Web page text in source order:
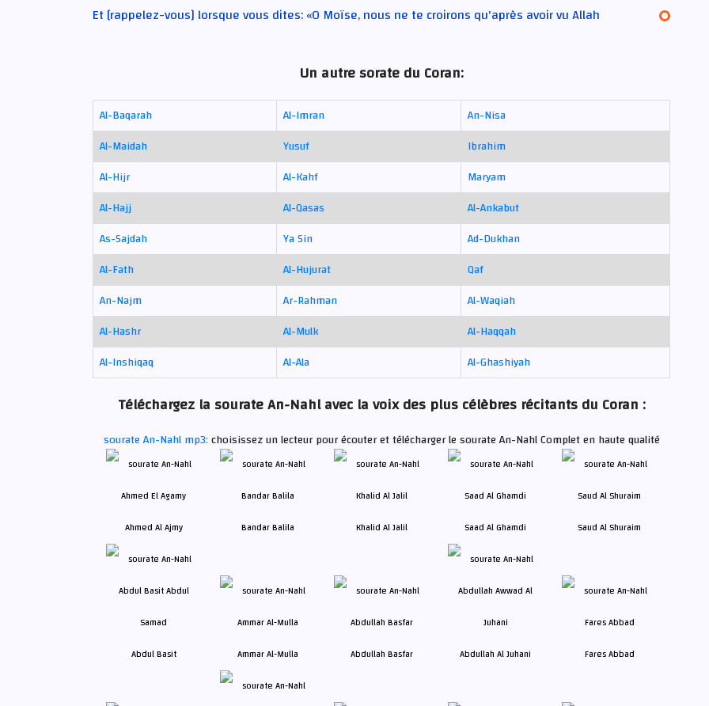
Et [rappelez-vous] lorsque vous dites: «O Moïse, nous ne te croirons qu'après avoir vu Allah
Un autre sorate du Coran:
Al-Baqarah Al-Imran
An-Nisa
Al-Maidah
Yusuf
Ibrahim
Al-Hijr
Al-Kahf
Maryam
Al-Hajj
Al-Qasas
Al-Ankabut
As-Sajdah
Ya Sin
Ad-Dukhan
Al-Fath
Al-Hujurat
Qaf
An-Najm
Ar-Rahman
Al-Waqiah
Al-Hashr
Al-Mulk
Al-Haqqah
Al-Inshiqaq
Al-Ala Al-Ghashiyah
Téléchargez la sourate An-Nahl avec la voix des plus célèbres récitants du Coran :
sourate An-Nahl mp3:choisissez un lecteur pour écouter et télécharger le sourate An-Nahl Complet en haute qualité
Ahmed Al Ajmy Bandar Balila Khalid Al Jalil Saad Al Ghamdi Saud Al Shuraim
Abdul Basit Ammar Al-Mulla Abdullah Basfar Abdullah Al Juhani Fares Abbad